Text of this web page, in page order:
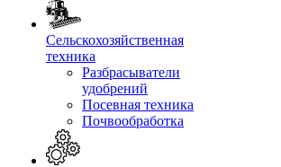
Сельскохозяйственная
техника
Разбрасыватели
удобрений
Посевная техника
Почвообработка